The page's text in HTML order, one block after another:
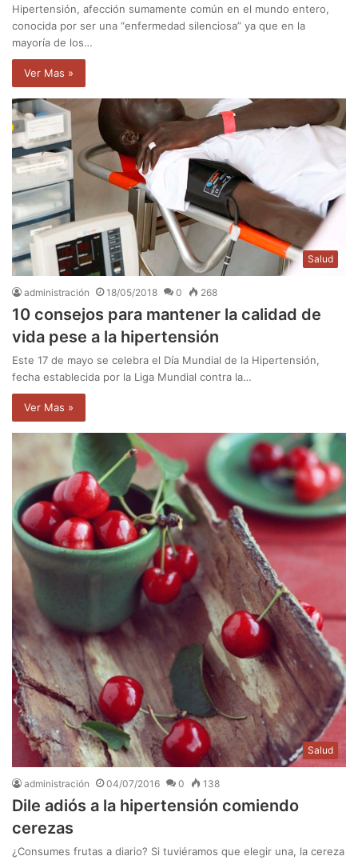
Hipertensión, afección sumamente común en el mundo entero,
conocida por ser una “enfermedad silenciosa” ya que en la
mayoría de los…
Ver Mas »
Salud
administración 18/05/2018 0 268
10 consejos para mantener la calidad de
vida pese a la hipertensión
Este 17 de mayo se celebra el Día Mundial de la Hipertensión,
fecha establecida por la Liga Mundial contra la…
Ver Mas »
Salud
administración 04/07/2016 0 138
Dile adiós a la hipertensión comiendo
cerezas
¿Consumes frutas a diario? Si tuviéramos que elegir una, la cereza